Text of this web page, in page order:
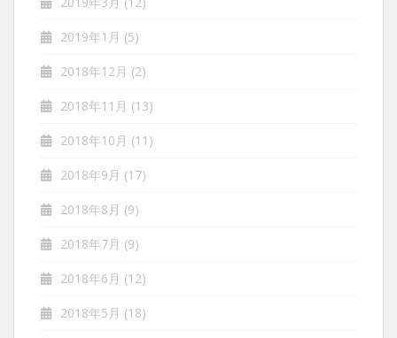
2019年1月 (5)
2018年12月 (2)
2018年11月 (13)
2018年10月 (11)
2018年9月 (17)
2018年8月 (9)
2018年7月 (9)
2018年6月 (12)
2018年5月 (18)